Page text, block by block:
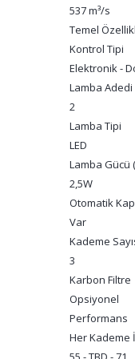
537 m³/s
Temel
Kontrol Tipi
Elektronik -
Lamba Adedi
2
Lamba Tipi
LED
Lamba Gücü
2,5W
Otomatik
Var
Kademe
3
Karbon Filtre
Opsiyonel
Performans
Her Kademe